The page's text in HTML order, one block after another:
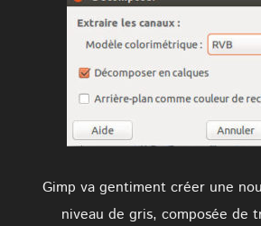
Gimp va gentiment créer une
niveau de gris, composée de